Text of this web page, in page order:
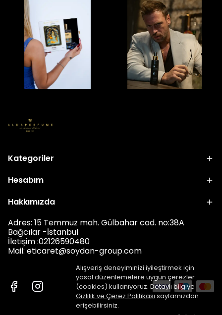
Alışveriş deneyiminizi iyileştirmek için
yasal düzenlemelere uygun çerezler
(cookies) kullanıyoruz. Detaylı bilgiye
Gizlilik ve Çerez Politikası sayfamızdan
erişebilirsiniz.
Kategoriler
Hesabım
Hakkımızda
Adres: 15 Temmuz mah. Gülbahar cad. no:38A
Bağcılar -İstanbul
İletişim :02126590480
Mail: eticaret@soydan-group.com